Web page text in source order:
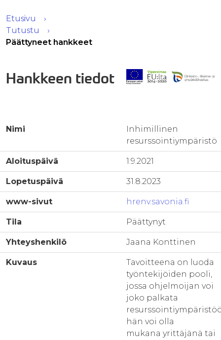
Etusivu
Tutustu
Päättyneet hankkeet
Hankkeen tiedot
Nimi
Inhimillinen
resurssointiympäristö
Aloituspäivä 1.9.2021
Lopetuspäivä 31.8.2023
www-sivut hrenv.savonia.fi
Tila Päättynyt
Yhteyshenkilö Jaana Konttinen
Kuvaus
Tavoitteena on luoda
työntekijöiden pooli,
jossa ohjelmoijan voi
joko palkata
hän voi olla
mukana yrittäjänä tai